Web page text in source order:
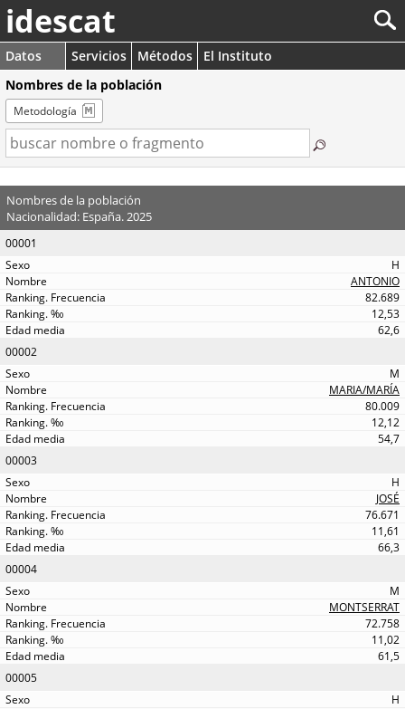
idescat
Datos Servicios Métodos
El Instituto
Nombres de la población
Metodología
Nombres de la población
Nacionalidad: España. 2025
00001
H
ANTONIO
82.689
12,53
62,6
00002
M
MARIA/MARÍA
80.009
12,12
54,7
00003
H
JOSÉ
76.671
11,61
66,3
00004
M
MONTSERRAT
72.758
11,02
61,5
00005
H